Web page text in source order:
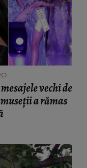
vechi de
a rămas